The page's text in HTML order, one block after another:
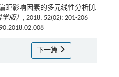
距影响因素的多元线性分析[J].
版） , 2018, 52(02): 201-206
下一篇